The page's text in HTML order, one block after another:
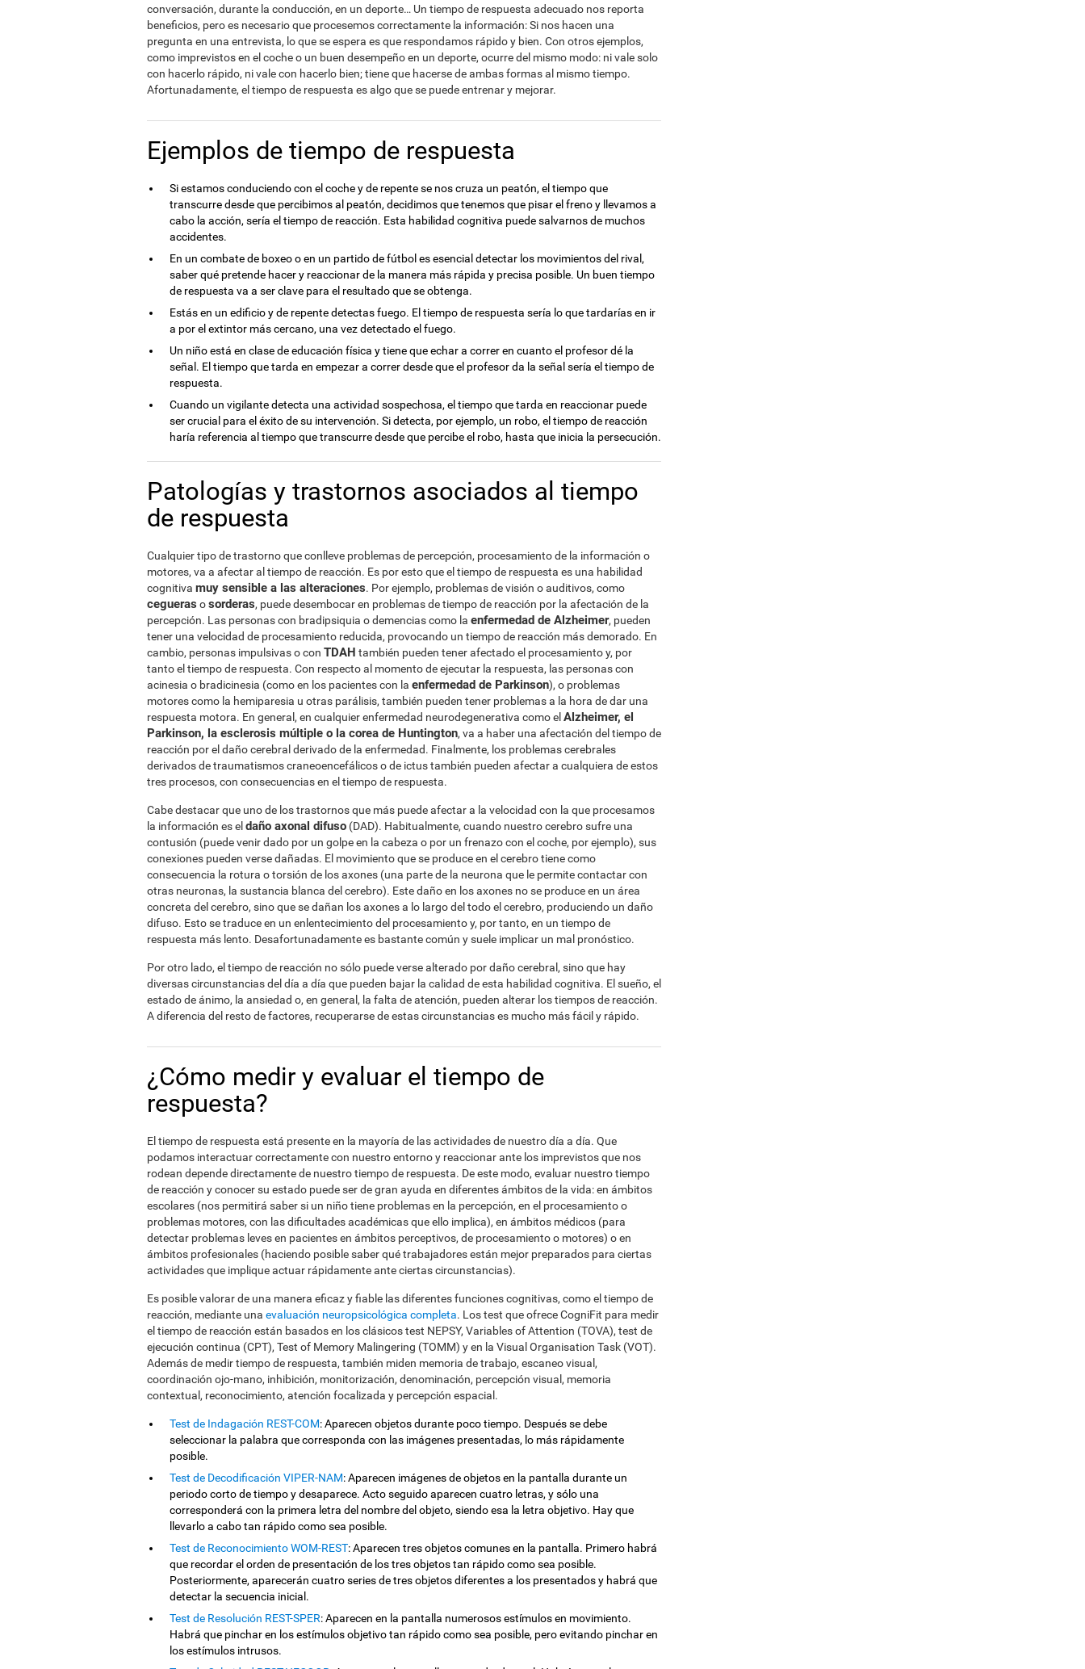
conversación, durante la conducción, en un deporte… Un tiempo de respuesta adecuado nos reporta
beneficios, pero es necesario que procesemos correctamente la información: Si nos hacen una
pregunta en una entrevista, lo que se espera es que respondamos rápido y bien. Con otros ejemplos,
como imprevistos en el coche o un buen desempeño en un deporte, ocurre del mismo modo: ni vale solo
con hacerlo rápido, ni vale con hacerlo bien; tiene que hacerse de ambas formas al mismo tiempo.
Afortunadamente, el tiempo de respuesta es algo que se puede entrenar y mejorar.
Ejemplos de tiempo de respuesta
Si estamos conduciendo con el coche y de repente se nos cruza un peatón, el tiempo que
transcurre desde que percibimos al peatón, decidimos que tenemos que pisar el freno y llevamos a
cabo la acción, sería el tiempo de reacción. Esta habilidad cognitiva puede salvarnos de muchos
accidentes.
En un combate de boxeo o en un partido de fútbol es esencial detectar los movimientos del rival,
saber qué pretende hacer y reaccionar de la manera más rápida y precisa posible. Un buen tiempo
de respuesta va a ser clave para el resultado que se obtenga.
Estás en un edificio y de repente detectas fuego. El tiempo de respuesta sería lo que tardarías en ir
a por el extintor más cercano, una vez detectado el fuego.
Un niño está en clase de educación física y tiene que echar a correr en cuanto el profesor dé la
señal. El tiempo que tarda en empezar a correr desde que el profesor da la señal sería el tiempo de
respuesta.
Cuando un vigilante detecta una actividad sospechosa, el tiempo que tarda en reaccionar puede
ser crucial para el éxito de su intervención. Si detecta, por ejemplo, un robo, el tiempo de reacción
haría referencia al tiempo que transcurre desde que percibe el robo, hasta que inicia la persecución.
Patologías y trastornos asociados al tiempo
de respuesta
Cualquier tipo de trastorno que conlleve problemas de percepción, procesamiento de la información o
motores, va a afectar al tiempo de reacción. Es por esto que el tiempo de respuesta es una habilidad
cognitiva muy sensible a las alteraciones. Por ejemplo, problemas de visión o auditivos, como
cegueras osorderas, puede desembocar en problemas de tiempo de reacción por la afectación de la
percepción. Las personas con bradipsiquia o demencias como la enfermedad de Alzheimer, pueden
tener una velocidad de procesamiento reducida, provocando un tiempo de reacción más demorado. En
cambio, personas impulsivas o con TDAH también pueden tener afectado el procesamiento y, por
tanto el tiempo de respuesta. Con respecto al momento de ejecutar la respuesta, las personas con
acinesia o bradicinesia (como en los pacientes con la enfermedad de Parkinson), o problemas
motores como la hemiparesia u otras parálisis, también pueden tener problemas a la hora de dar una
respuesta motora. En general, en cualquier enfermedad neurodegenerativa como el Alzheimer, el
Parkinson, la esclerosis múltiple o la corea de Huntington, va a haber una afectación del tiempo de
reacción por el daño cerebral derivado de la enfermedad. Finalmente, los problemas cerebrales
derivados de traumatismos craneoencefálicos o de ictus también pueden afectar a cualquiera de estos
tres procesos, con consecuencias en el tiempo de respuesta.
Cabe destacar que uno de los trastornos que más puede afectar a la velocidad con la que procesamos
la información es el daño axonal difuso (DAD). Habitualmente, cuando nuestro cerebro sufre una
contusión (puede venir dado por un golpe en la cabeza o por un frenazo con el coche, por ejemplo), sus
conexiones pueden verse dañadas. El movimiento que se produce en el cerebro tiene como
consecuencia la rotura o torsión de los axones (una parte de la neurona que le permite contactar con
otras neuronas, la sustancia blanca del cerebro). Este daño en los axones no se produce en un área
concreta del cerebro, sino que se dañan los axones a lo largo del todo el cerebro, produciendo un daño
difuso. Esto se traduce en un enlentecimiento del procesamiento y, por tanto, en un tiempo de
respuesta más lento. Desafortunadamente es bastante común y suele implicar un mal pronóstico.
Por otro lado, el tiempo de reacción no sólo puede verse alterado por daño cerebral, sino que hay
diversas circunstancias del día a día que pueden bajar la calidad de esta habilidad cognitiva. El sueño, el
estado de ánimo, la ansiedad o, en general, la falta de atención, pueden alterar los tiempos de reacción.
A diferencia del resto de factores, recuperarse de estas circunstancias es mucho más fácil y rápido.
¿Cómo medir y evaluar el tiempo de
respuesta?
El tiempo de respuesta está presente en la mayoría de las actividades de nuestro día a día. Que
podamos interactuar correctamente con nuestro entorno y reaccionar ante los imprevistos que nos
rodean depende directamente de nuestro tiempo de respuesta. De este modo, evaluar nuestro tiempo
de reacción y conocer su estado puede ser de gran ayuda en diferentes ámbitos de la vida: en ámbitos
escolares (nos permitirá saber si un niño tiene problemas en la percepción, en el procesamiento o
problemas motores, con las dificultades académicas que ello implica), en ámbitos médicos (para
detectar problemas leves en pacientes en ámbitos perceptivos, de procesamiento o motores) o en
ámbitos profesionales (haciendo posible saber qué trabajadores están mejor preparados para ciertas
actividades que implique actuar rápidamente ante ciertas circunstancias).
Es posible valorar de una manera eficaz y fiable las diferentes funciones cognitivas, como el tiempo de
reacción, mediante una evaluación neuropsicológica completa. Los test que ofrece CogniFit para medir
el tiempo de reacción están basados en los clásicos test NEPSY, Variables of Attention (TOVA), test de
ejecución continua (CPT), Test of Memory Malingering (TOMM) y en la Visual Organisation Task (VOT).
Además de medir tiempo de respuesta, también miden memoria de trabajo, escaneo visual,
coordinación ojo-mano, inhibición, monitorización, denominación, percepción visual, memoria
contextual, reconocimiento, atención focalizada y percepción espacial.
Test de Indagación REST-COM: Aparecen objetos durante poco tiempo. Después se debe
seleccionar la palabra que corresponda con las imágenes presentadas, lo más rápidamente
posible.
Test de Decodificación VIPER-NAM: Aparecen imágenes de objetos en la pantalla durante un
periodo corto de tiempo y desaparece. Acto seguido aparecen cuatro letras, y sólo una
corresponderá con la primera letra del nombre del objeto, siendo esa la letra objetivo. Hay que
llevarlo a cabo tan rápido como sea posible.
Test de Reconocimiento WOM-REST: Aparecen tres objetos comunes en la pantalla. Primero habrá
que recordar el orden de presentación de los tres objetos tan rápido como sea posible.
Posteriormente, aparecerán cuatro series de tres objetos diferentes a los presentados y habrá que
detectar la secuencia inicial.
Test de Resolución REST-SPER: Aparecen en la pantalla numerosos estímulos en movimiento.
Habrá que pinchar en los estímulos objetivo tan rápido como sea posible, pero evitando pinchar en
los estímulos intrusos.